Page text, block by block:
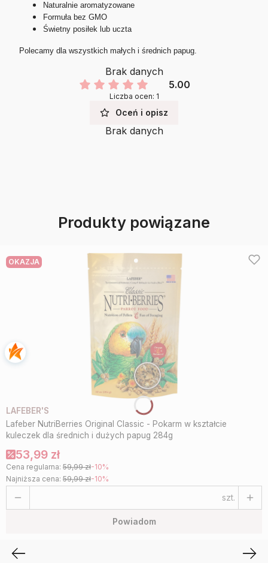
Naturalnie aromatyzowane
Formuła bez GMO
Świetny posiłek lub uczta
Polecamy dla wszystkich małych i średnich papug.
Brak danych
5.00
Liczba ocen: 1
Oceń i opisz
Brak danych
Produkty powiązane
OKAZJA
LAFEBER'S
Lafeber NutriBerries Original Classic - Pokarm w kształcie
kuleczek dla średnich i dużych papug 284g
53,99 zł
Cena regularna: 59,99 zł-10%
Najniższa cena: 59,99 zł-10%
szt.
Powiadom